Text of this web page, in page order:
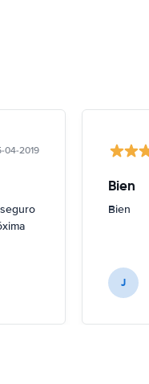
04-2019
Bien
Bien
J